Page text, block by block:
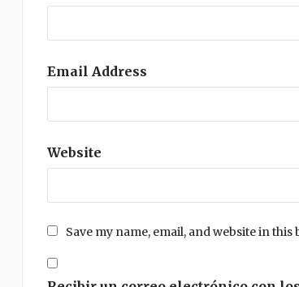
Email Address
Website
Save my name, email, and website in